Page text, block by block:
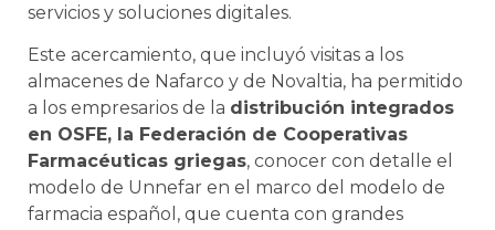
servicios y soluciones digitales.
Este acercamiento, que incluyó visitas a los
almacenes de Nafarco y de Novaltia, ha permitido
a los empresarios de la distribución integrados
en OSFE, la Federación de Cooperativas
Farmacéuticas griegas, conocer con detalle el
modelo de Unnefar en el marco del modelo de
farmacia español, que cuenta con grandes